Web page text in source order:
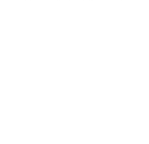
is een Activ Guide